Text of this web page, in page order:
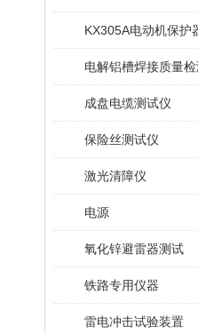
KX305A电动机保护
电解铝槽焊接质量
成盘电缆测试仪
保险丝测试仪
激光清障仪
电源
氧化锌避雷器测试
铁路专用仪器
雷电冲击试验装置